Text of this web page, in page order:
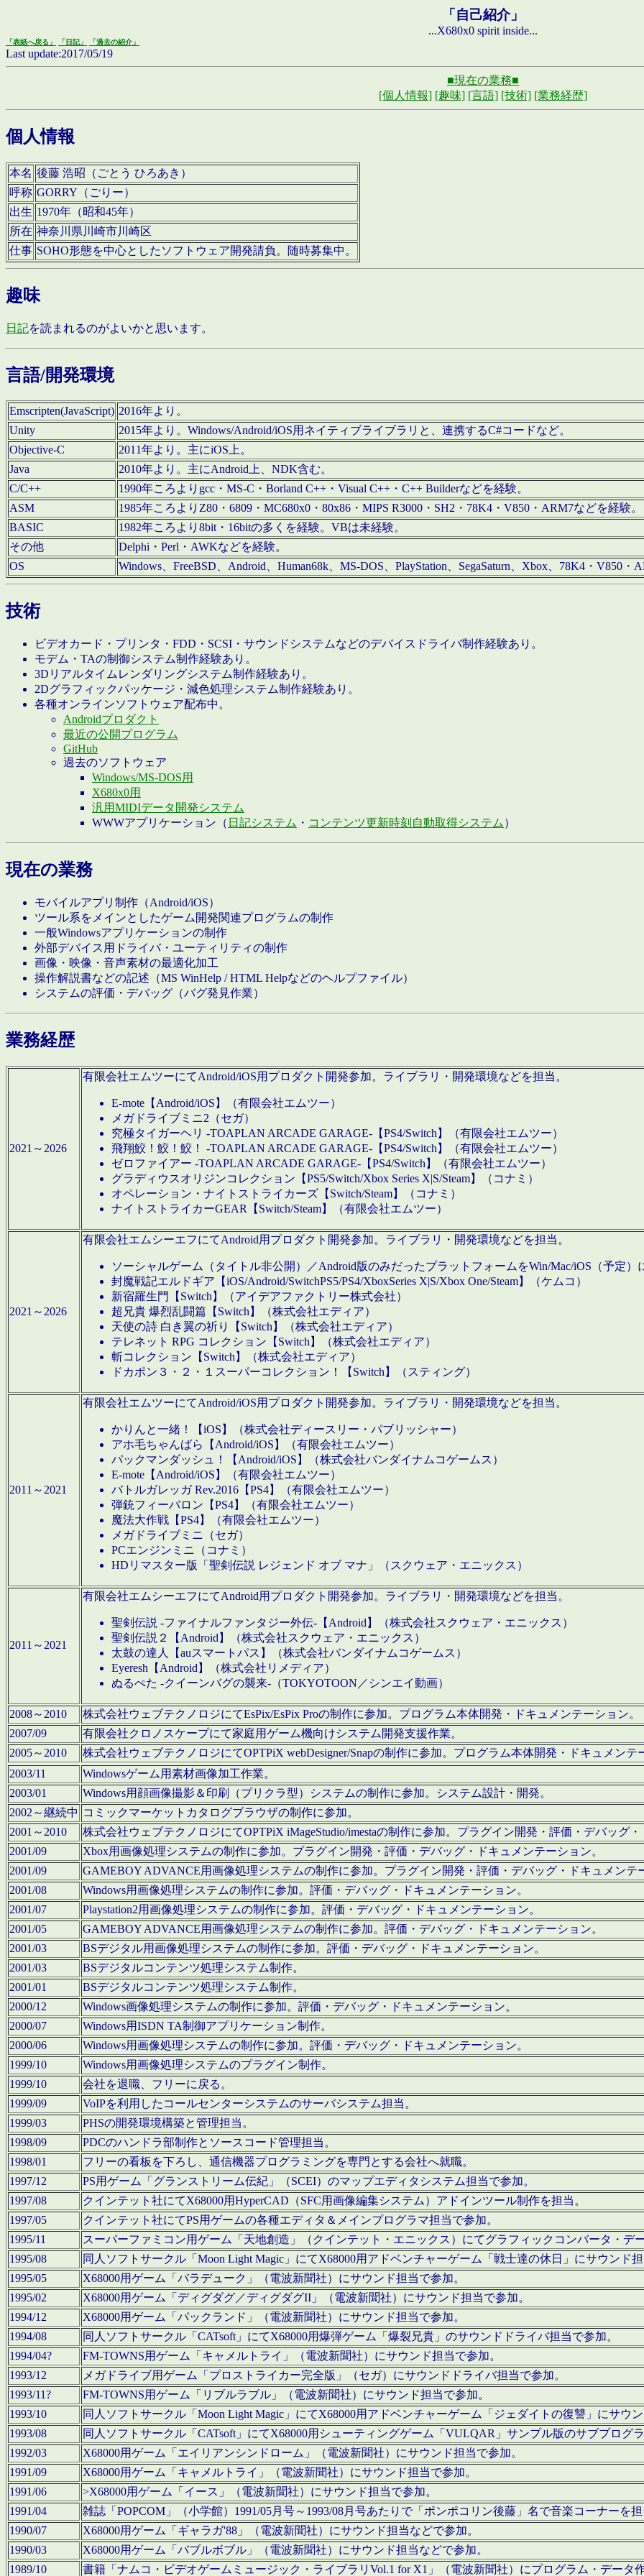
「自己紹介」
...X680x0 spirit inside...
「表紙へ戻る」 「日記」 「過去の紹介」
Last update:2017/05/19
■現在の業務■
[個人情報] [趣味] [言語] [技術] [業務経歴]
個人情報
本名 後藤 浩昭（ごとう ひろあき）
呼称 GORRY（ごりー）
出生 1970年（昭和45年）
所在 神奈川県川崎市川崎区
仕事 SOHO形態を中心としたソフトウェア開発請負。随時募集中。
趣味
日記を読まれるのがよいかと思います。
言語/開発環境
Emscripten(JavaScript) 2016年より。
Unity
2015年より。Windows/Android/iOS用ネイティブライブラリと、連携するC#コードなど。
Objective-C
2011年より。主にiOS上。
Java
2010年より。主にAndroid上、NDK含む。
C/C++
1990年ころよりgcc・MS-C・Borland C++・Visual C++・C++ Builderなどを経験。
ASM
1985年ころよりZ80・6809・MC680x0・80x86・MIPS R3000・SH2・78K4・V850・ARM7などを経験。
BASIC
1982年ころより8bit・16bitの多くを経験。VBは未経験。
その他
Delphi・Perl・AWKなどを経験。
OS
Windows、FreeBSD、Android、Human68k、MS-DOS、PlayStation、SegaSaturn、Xbox、78K4・V850・
技術
ビデオカード・プリンタ・FDD・SCSI・サウンドシステムなどのデバイスドライバ制作経験あり。
モデム・TAの制御システム制作経験あり。
3Dリアルタイムレンダリングシステム制作経験あり。
2Dグラフィックパッケージ・減色処理システム制作経験あり。
各種オンラインソフトウェア配布中。
Androidプロダクト
最近の公開プログラム
GitHub
過去のソフトウェア
Windows/MS-DOS用
X680x0用
汎用MIDIデータ開発システム
WWWアプリケーション（ 日記システム ・ コンテンツ更新時刻自動取得システム ）
現在の業務
モバイルアプリ制作（Android/iOS）
ツール系をメインとしたゲーム開発関連プログラムの制作
一般Windowsアプリケーションの制作
外部デバイス用ドライバ・ユーティリティの制作
画像・映像・音声素材の最適化加工
操作解説書などの記述（MS WinHelp / HTML Helpなどのヘルプファイル）
システムの評価・デバッグ（バグ発見作業）
業務経歴
2021～2026
有限会社エムツーにてAndroid/iOS用プロダクト開発参加。ライブラリ・開発環境などを担当。
E-mote【Android/iOS】（有限会社エムツー）
メガドライブミニ2（セガ）
究極タイガーヘリ -TOAPLAN ARCADE GARAGE-【PS4/Switch】（有限会社エムツー）
飛翔鮫！鮫！鮫！ -TOAPLAN ARCADE GARAGE-【PS4/Switch】（有限会社エムツー）
ゼロファイアー -TOAPLAN ARCADE GARAGE-【PS4/Switch】（有限会社エムツー）
グラディウスオリジンコレクション【PS5/Switch/Xbox Series X|S/Steam】（コナミ）
オペレーション・ナイトストライカーズ【Switch/Steam】（コナミ）
ナイトストライカーGEAR【Switch/Steam】（有限会社エムツー）
2021～2026
有限会社エムシーエフにてAndroid用プロダクト開発参加。ライブラリ・開発環境などを担当。
ソーシャルゲーム（タイトル非公開）／Android版のみだったプラットフォームをWin/Mac/iOS（予定）
封魔戦記エルドギア【iOS/Android/SwitchPS5/PS4/XboxSeries X|S/Xbox One/Steam】（ケムコ）
新宿羅生門【Switch】（アイデアファクトリー株式会社）
超兄貴 爆烈乱闘篇【Switch】（株式会社エディア）
天使の詩 白き翼の祈り【Switch】（株式会社エディア）
テレネット RPG コレクション【Switch】（株式会社エディア）
斬コレクション【Switch】（株式会社エディア）
ドカポン３・２・１スーパーコレクション！【Switch】（スティング）
2011～2021
有限会社エムツーにてAndroid/iOS用プロダクト開発参加。ライブラリ・開発環境などを担当。
かりんと一緒！【iOS】（株式会社ディースリー・パブリッシャー）
アホ毛ちゃんばら【Android/iOS】（有限会社エムツー）
パックマンダッシュ！【Android/iOS】（株式会社バンダイナムコゲームス）
E-mote【Android/iOS】（有限会社エムツー）
バトルガレッガ Rev.2016【PS4】（有限会社エムツー）
弾銃フィーバロン【PS4】（有限会社エムツー）
魔法大作戦【PS4】（有限会社エムツー）
メガドライブミニ（セガ）
PCエンジンミニ（コナミ）
HDリマスター版「聖剣伝説 レジェンド オブ マナ」（スクウェア・エニックス）
2011～2021
有限会社エムシーエフにてAndroid用プロダクト開発参加。ライブラリ・開発環境などを担当。
聖剣伝説 -ファイナルファンタジー外伝-【Android】（株式会社スクウェア・エニックス）
聖剣伝説２【Android】（株式会社スクウェア・エニックス）
太鼓の達人【auスマートパス】（株式会社バンダイナムコゲームス）
Eyeresh【Android】（株式会社リメディア）
ぬるぺた -クイーンバグの襲来-（TOKYOTOON／シンエイ動画）
2008～2010
株式会社ウェブテクノロジにてEsPix/EsPix Proの制作に参加。プログラム本体開発・ドキュメンテーション。
2007/09
有限会社クロノスケープにて家庭用ゲーム機向けシステム開発支援作業。
2005～2010
株式会社ウェブテクノロジにてOPTPiX webDesigner/Snapの制作に参加。プログラム本体開発・ドキュメンテ
2003/11
Windowsゲーム用素材画像加工作業。
2003/01
Windows用顔画像撮影＆印刷（プリクラ型）システムの制作に参加。システム設計・開発。
2002～継続中 コミックマーケットカタログブラウザの制作に参加。
2001～2010
株式会社ウェブテクノロジにてOPTPiX iMageStudio/imestaの制作に参加。プラグイン開発・評価・デバッグ
2001/09
Xbox用画像処理システムの制作に参加。プラグイン開発・評価・デバッグ・ドキュメンテーション。
2001/09
GAMEBOY ADVANCE用画像処理システムの制作に参加。プラグイン開発・評価・デバッグ・ドキュメンテ
2001/08
Windows用画像処理システムの制作に参加。評価・デバッグ・ドキュメンテーション。
2001/07
Playstation2用画像処理システムの制作に参加。評価・デバッグ・ドキュメンテーション。
2001/05
GAMEBOY ADVANCE用画像処理システムの制作に参加。評価・デバッグ・ドキュメンテーション。
2001/03
BSデジタル用画像処理システムの制作に参加。評価・デバッグ・ドキュメンテーション。
2001/03
BSデジタルコンテンツ処理システム制作。
2001/01
BSデジタルコンテンツ処理システム制作。
2000/12
Windows画像処理システムの制作に参加。評価・デバッグ・ドキュメンテーション。
2000/07
Windows用ISDN TA制御アプリケーション制作。
2000/06
Windows用画像処理システムの制作に参加。評価・デバッグ・ドキュメンテーション。
1999/10
Windows用画像処理システムのプラグイン制作。
1999/10
会社を退職、フリーに戻る。
1999/09
VoIPを利用したコールセンターシステムのサーバシステム担当。
1999/03
PHSの開発環境構築と管理担当。
1998/09
PDCのハンドラ部制作とソースコード管理担当。
1998/01
フリーの看板を下ろし、通信機器プログラミングを専門とする会社へ就職。
1997/12
PS用ゲーム「グランストリーム伝紀」（SCEI）のマップエディタシステム担当で参加。
1997/08
クインテット社にてX68000用HyperCAD（SFC用画像編集システム）アドインツール制作を担当。
1997/05
クインテット社にてPS用ゲームの各種エディタ＆メインプログラマ担当で参加。
1995/11
スーパーファミコン用ゲーム「天地創造」（クインテット・エニックス）にてグラフィックコンバータ・デ
1995/08
同人ソフトサークル「Moon Light Magic」にてX68000用アドベンチャーゲーム「戦士達の休日」にサウンド
1995/05
X68000用ゲーム「バラデューク」（電波新聞社）にサウンド担当で参加。
1995/02
X68000用ゲーム「ディグダグ／ディグダグII」（電波新聞社）にサウンド担当で参加。
1994/12
X68000用ゲーム「パックランド」（電波新聞社）にサウンド担当で参加。
1994/08
同人ソフトサークル「CATsoft」にてX68000用爆弾ゲーム「爆裂兄貴」のサウンドドライバ担当で参加。
1994/04?
FM-TOWNS用ゲーム「キャメルトライ」（電波新聞社）にサウンド担当で参加。
1993/12
メガドライブ用ゲーム「プロストライカー完全版」（セガ）にサウンドドライバ担当で参加。
1993/11?
FM-TOWNS用ゲーム「リブルラブル」（電波新聞社）にサウンド担当で参加。
1993/10
同人ソフトサークル「Moon Light Magic」にてX68000用アドベンチャーゲーム「ジェダイトの復讐」にサウ
1993/08
同人ソフトサークル「CATsoft」にてX68000用シューティングゲーム「VULQAR」サンプル版のサブプログ
1992/03
X68000用ゲーム「エイリアンシンドローム」（電波新聞社）にサウンド担当で参加。
1991/09
X68000用ゲーム「キャメルトライ」（電波新聞社）にサウンド担当で参加。
1991/06
>X68000用ゲーム「イース」（電波新聞社）にサウンド担当で参加。
1991/04
雑誌「POPCOM」（小学館）1991/05月号～1993/08月号あたりで「ポンポコリン後藤」名で音楽コーナーを
1990/07
X68000用ゲーム「ギャラガ'88」（電波新聞社）にサウンド担当などで参加。
1990/03
X68000用ゲーム「バブルボブル」（電波新聞社）にサウンド担当などで参加。
1989/10
書籍「ナムコ・ビデオゲームミュージック・ライブラリVol.1 for X1」（電波新聞社）にプログラム・データ